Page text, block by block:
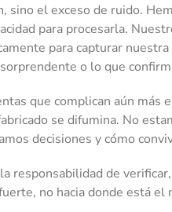
el exceso de ruido.
para procesarla.
para capturar
o lo que
que complican aún
se difumina. No
decisiones y cómo
responsabilidad de
no hacia donde está